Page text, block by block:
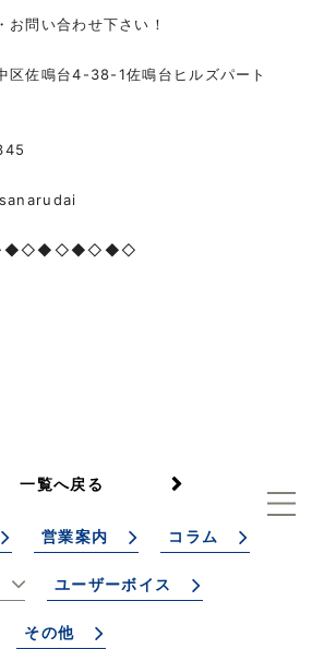
お問い合わせ下さい！
区佐鳴台4-38-1佐鳴台ヒルズパート
一覧へ戻る
営業案内 コラム
ユーザーボイス
その他